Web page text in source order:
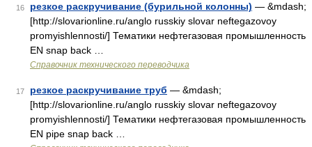
16 резкое раскручивание (бурильной колонны) — &mdash;
[http://slovarionline.ru/anglo russkiy slovar neftegazovoy
promyishlennosti/] Тематики нефтегазовая промышленность
EN snap back …
Справочник технического переводчика
17 резкое раскручивание труб — &mdash;
[http://slovarionline.ru/anglo russkiy slovar neftegazovoy
promyishlennosti/] Тематики нефтегазовая промышленность
EN pipe snap back …